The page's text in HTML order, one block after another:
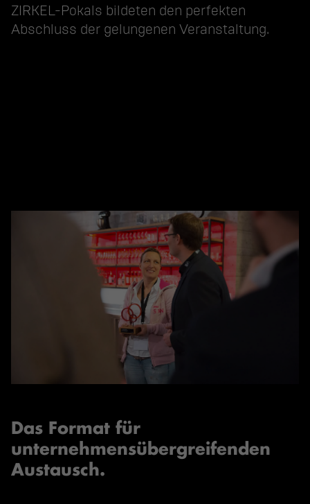
ZIRKEL-Pokals bildeten den perfekten
Abschluss der gelungenen Veranstaltung.
Das Format für
unternehmensübergreifenden
Austausch.